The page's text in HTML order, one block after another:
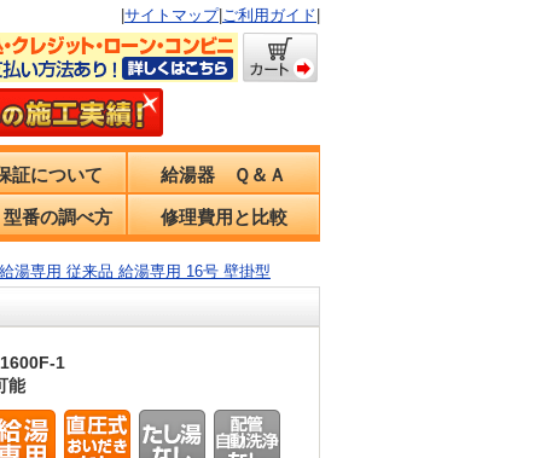
サイトマップ| ご利用ガイド
証について 給湯器 Ｑ＆Ａ
番の調べ方 修理費用と比較
湯専用 従来品 給湯専用 16号 壁掛型
1
能